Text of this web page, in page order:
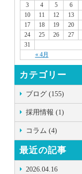
« 4月
3
4 5 6
10
11 12 13
17
18 19 20
24
25 26 27
31
カテゴリー
ブログ (155)
採用情報 (1)
コラム (4)
最近の記事
2026.04.16